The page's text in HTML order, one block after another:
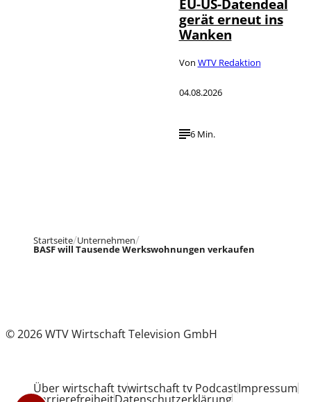
EU-US-Datendeal
gerät erneut ins
Wanken
Von WTV Redaktion
04.08.2026
6 Min.
Startseite Unternehmen
BASF will Tausende Werkswohnungen verkaufen
© 2026 WTV Wirtschaft Television GmbH
Über wirtschaft tvwirtschaft tv PodcastImpressum